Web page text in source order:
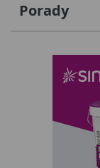
Porady